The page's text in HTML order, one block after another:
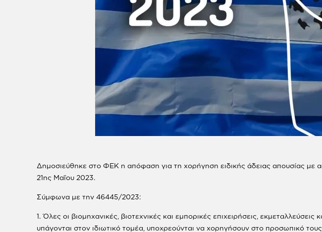
Δημοσιεύθηκε στο ΦΕΚ η απόφαση για τη χορήγηση ειδικής άδειας απουσίας με
21ης Μαΐου 2023.
Σύμφωνα με την 46445/2023:
1. Όλες οι βιομηχανικές, βιοτεχνικές και εμπορικές επιχειρήσεις,
υπάγονται στον ιδιωτικό τομέα, υποχρεούνται να χορηγήσουν στο προσωπικό